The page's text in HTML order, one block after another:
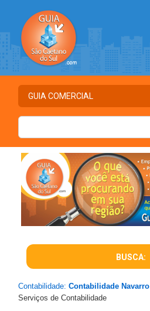
BUSCA:
Contabilidade: Contabilidade Navarro
Serviços de Contabilidade